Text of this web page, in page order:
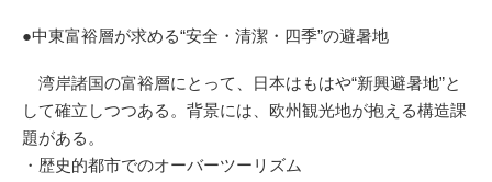
●中東富裕層が求める“安全・清潔・四季”の避暑地
湾岸諸国の富裕層にとって、日本はもはや“新興避暑地”と
して確立しつつある。背景には、欧州観光地が抱える構造課
題がある。
・歴史的都市でのオーバーツーリズム